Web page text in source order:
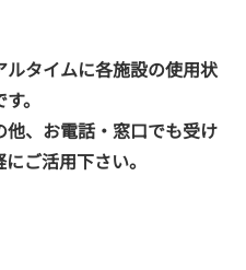
タイムに各施設の使用状
。
、お電話・窓口でも受け
ご活用下さい。